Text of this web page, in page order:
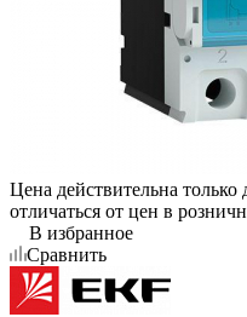
Цена действительна
отличаться от цен в
В избранное
Сравнить